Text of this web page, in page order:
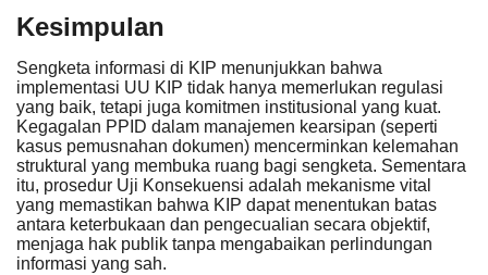
Kesimpulan
Sengketa informasi di KIP menunjukkan bahwa
implementasi UU KIP tidak hanya memerlukan regulasi
yang baik, tetapi juga komitmen institusional yang kuat.
Kegagalan PPID dalam manajemen kearsipan (seperti
kasus pemusnahan dokumen) mencerminkan kelemahan
struktural yang membuka ruang bagi sengketa. Sementara
itu, prosedur Uji Konsekuensi adalah mekanisme vital
yang memastikan bahwa KIP dapat menentukan batas
antara keterbukaan dan pengecualian secara objektif,
menjaga hak publik tanpa mengabaikan perlindungan
informasi yang sah.